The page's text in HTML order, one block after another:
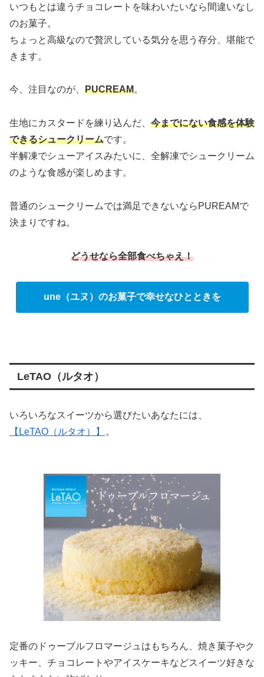
いつもとは違うチョコレートを味わいたいなら間違いなし
のお菓子。
ちょっと高級なので贅沢している気分を思う存分、堪能で
きます。
今、注目なのが、 PUCREAM。
生地にカスタードを練り込んだ、 今までにない食感を体験
できるシュークリームです。
半解凍でシューアイスみたいに、全解凍でシュークリーム
のような食感が楽しめます。
普通のシュークリームでは満足できないならPUREAMで
決まりですね。
どうせなら全部食べちゃえ！
une（ユヌ）のお菓子で幸せなひとときを
LeTAO（ルタオ）
いろいろなスイーツから選びたいあなたには、
【LeTAO（ルタオ）】
。
定番のドゥーブルフロマージュはもちろん、焼き菓子やク
ッキー、チョコレートやアイスケーキなどスイーツ好きな